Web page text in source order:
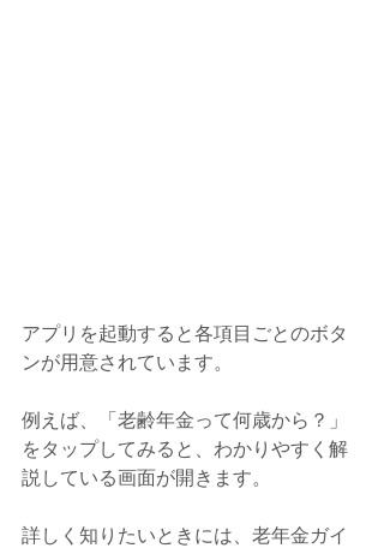
アプリを起動すると各項目ごとのボタ
ンが用意されています。
例えば、「老齢年金って何歳から？」
をタップしてみると、わかりやすく解
説している画面が開きます。
詳しく知りたいときには、老年金ガイ